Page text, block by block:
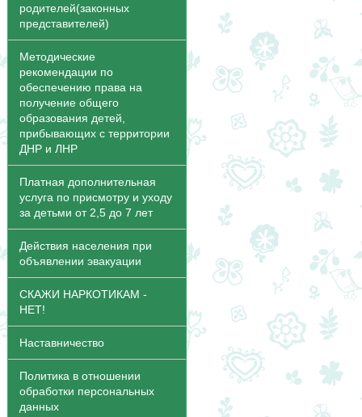
родителей(законных
представителей)
Методические
рекомендации по
обеспечению права на
получение общего
образования детей,
прибывающих с территории
ДНР и ЛНР
Платная дополнительная
услуга по присмотру и уходу
за детьми от 2,5 до 7 лет
Действия населения при
объявлении эвакуации
СКАЖИ НАРКОТИКАМ -
НЕТ!
Наставничество
Политика в отношении
обработки персональных
данных